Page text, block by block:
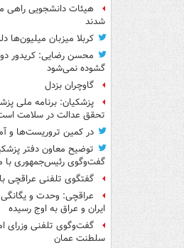
هیئات دانشجویی راهی
شدند
کربلا میزبان میلیون‌ها
محسن رضایی: کریدور
گشوده نمی‌شود
گاوچران بزدل
پزشکیان: برنامه ملی
تحقق عدالت در سلامت
در کمین تروریست‌ها و
توضیح معاون دفتر
گفت‌وگوی رئیس‌جمهوری با
گفتگوی تلفنی عراقچی
عراقچی: وحدت و
ایران و عراق به اوج رسیده
گفت‌وگوی تلفنی وزرای
سلطنت عمان